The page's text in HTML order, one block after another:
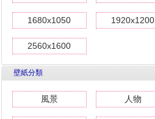
1680x1050 1920x1200
2560x1600
壁紙分類
風景 人物